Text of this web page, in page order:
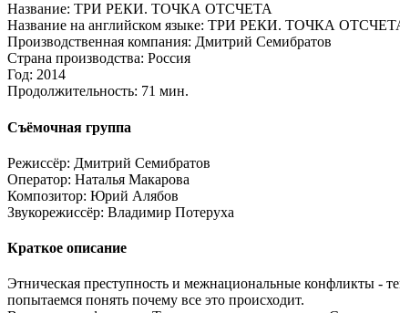
Название: ТРИ РЕКИ. ТОЧКА ОТСЧЕТА
Название на английском языке: ТРИ РЕКИ. ТОЧКА
Производственная компания: Дмитрий Семибратов
Страна производства: Россия
Год: 2014
Продолжительность: 71 мин.
Съёмочная группа
Режиссёр: Дмитрий Семибратов
Оператор: Наталья Макарова
Композитор: Юрий Алябов
Звукорежиссёр: Владимир Потеруха
Краткое описание
Этническая преступность и межнациональные конфликты -
попытаемся понять почему все это происходит.